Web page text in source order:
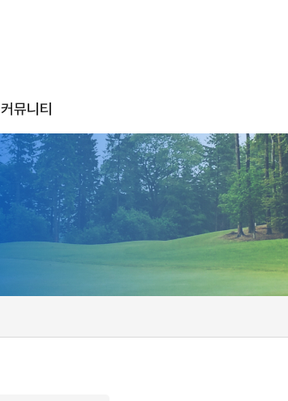
커뮤니티